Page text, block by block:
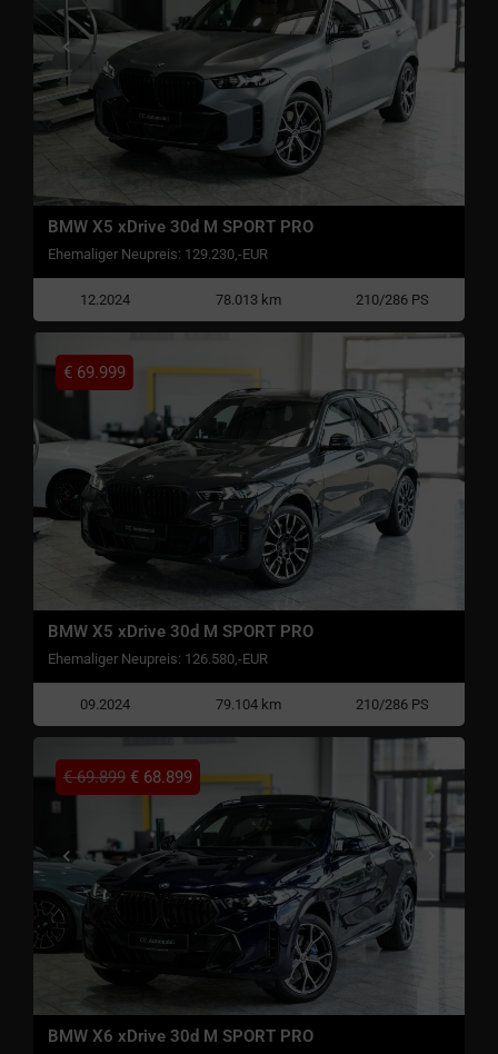
BMW X5 xDrive 30d M SPORT PRO
Ehemaliger Neupreis: 129.230,-EUR
12.2024 78.013 km 210/286 PS
BMW X5 xDrive 30d M SPORT PRO
Ehemaliger Neupreis: 126.580,-EUR
€ 69.999
09.2024 79.104 km 210/286 PS
BMW X6 xDrive 30d M SPORT PRO
€69.899 € 68.899